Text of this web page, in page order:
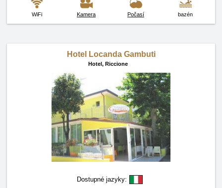
WiFi Kamera Počasí bazén
Hotel Locanda Gambuti
Hotel, Riccione
Dostupné jazyky: